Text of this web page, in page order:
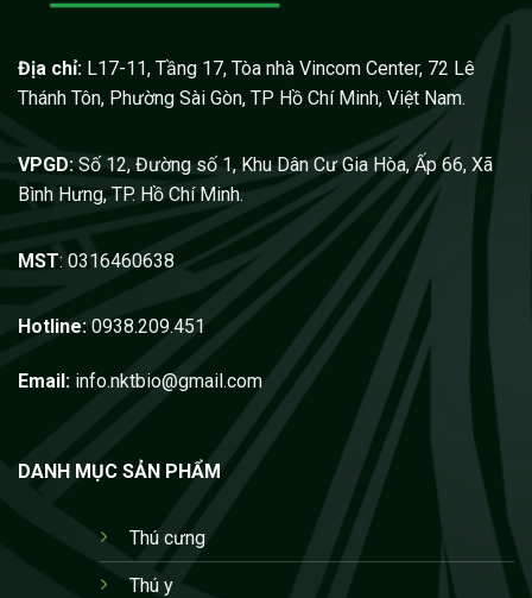
Địa chỉ: L17-11, Tầng 17, Tòa nhà Vincom Center, 72 Lê
Thánh Tôn, Phường Sài Gòn, TP Hồ Chí Minh, Việt Nam.
VPGD: Số 12, Đường số 1, Khu Dân Cư Gia Hòa, Ấp 66, Xã
Bình Hưng, TP. Hồ Chí Minh.
MST: 0316460638
Hotline: 0938.209.451
Email: info.nktbio@gmail.com
DANH MỤC SẢN PHẨM
Thú cưng
Thú y